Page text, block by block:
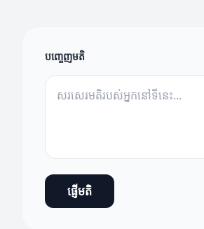
បញ្ចេញមតិ
ផ្ញើមតិ